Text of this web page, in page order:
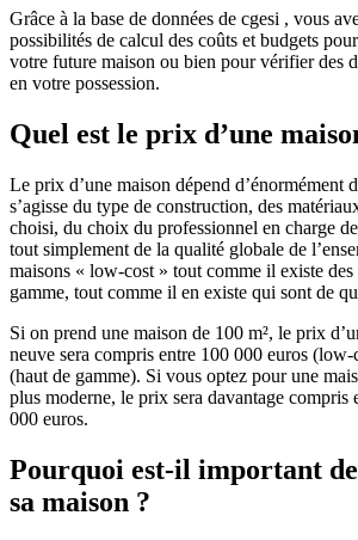
Grâce à la base de données de cgesi , vous
possibilités de calcul des coûts et budgets
votre future maison ou bien pour vérifier des
en votre possession.
Quel est le prix d’une
Le prix d’une maison dépend d’énormément
s’agisse du type de construction, des
choisi, du choix du professionnel en charge
tout simplement de la qualité globale de
maisons « low-cost » tout comme il existe des
gamme, tout comme il en existe qui sont de
Si on prend une maison de 100 m², le prix
neuve sera compris entre 100 000 euros
(haut de gamme). Si vous optez pour une
plus moderne, le prix sera davantage compris
000 euros.
Pourquoi est-il important
sa maison ?